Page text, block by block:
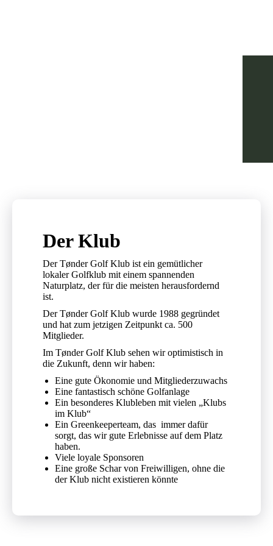
Der Klub
Der Tønder Golf Klub ist ein gemütlicher
lokaler Golfklub mit einem spannenden
Naturplatz, der für die meisten herausfordernd
ist.
Der Tønder Golf Klub wurde 1988 gegründet
und hat zum jetzigen Zeitpunkt ca. 500
Mitglieder.
Im Tønder Golf Klub sehen wir optimistisch in
die Zukunft, denn wir haben:
Eine gute Ökonomie und Mitgliederzuwachs
Eine fantastisch schöne Golfanlage
Ein besonderes Klubleben mit vielen „Klubs
im Klub“
Ein Greenkeeperteam, das immer dafür
sorgt, das wir gute Erlebnisse auf dem Platz
haben.
Viele loyale Sponsoren
Eine große Schar von Freiwilligen, ohne die
der Klub nicht existieren könnte